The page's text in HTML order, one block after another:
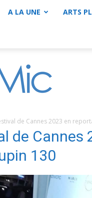
A LA UNE ARTS
de Cannes 2023 en
de Cannes
130